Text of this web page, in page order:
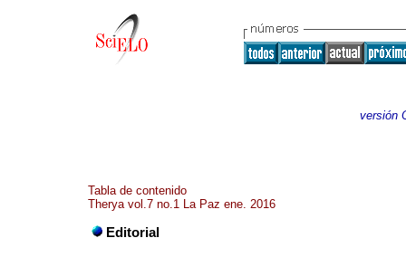
versión
Tabla de contenido
Therya vol.7 no.1 La Paz ene. 2016
Editorial